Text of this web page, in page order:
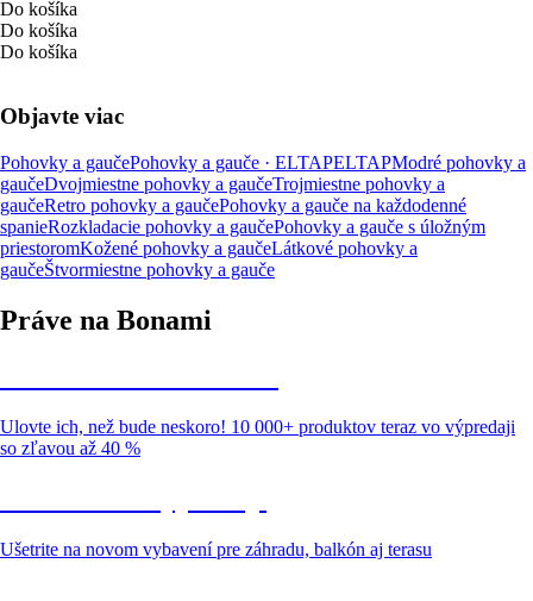
Do košíka
Do košíka
Do košíka
Objavte viac
Pohovky a gaučePohovky a gauče · ELTAPELTAPModré pohovky a
gaučeDvojmiestne pohovky a gaučeTrojmiestne pohovky a
gaučeRetro pohovky a gaučePohovky a gauče na každodenné
spanieRozkladacie pohovky a gaučePohovky a gauče s úložným
priestoromKožené pohovky a gaučeLátkové pohovky a
gaučeŠtvormiestne pohovky a gauče
Práve na Bonami
Ulovte ich, než bude neskoro! 10 000+ produktov teraz vo výpredaji
so zľavou až 40 %
Ušetrite na novom vybavení pre záhradu, balkón aj terasu